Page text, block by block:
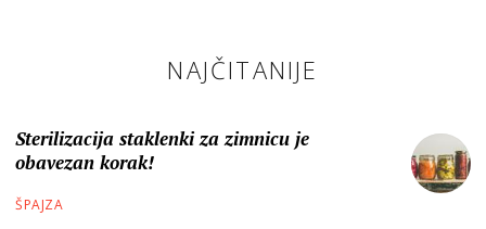
NAJČITANIJE
Sterilizacija staklenki za zimnicu je
obavezan korak!
ŠPAJZA